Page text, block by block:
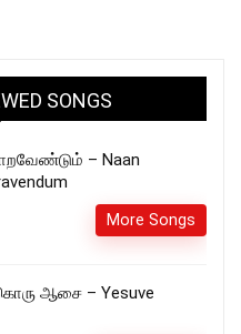
SONGS
– Naan
More Songs
ஆசை – Yesuve